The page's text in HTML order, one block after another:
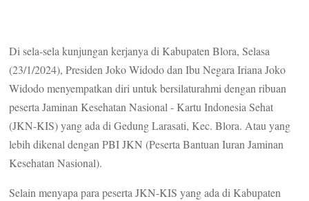
Di sela-sela kunjungan kerjanya di Kabupaten Blora, Selasa
(23/1/2024), Presiden Joko Widodo dan Ibu Negara Iriana Joko
Widodo menyempatkan diri untuk bersilaturahmi dengan ribuan
peserta Jaminan Kesehatan Nasional - Kartu Indonesia Sehat
(JKN-KIS) yang ada di Gedung Larasati, Kec. Blora. Atau yang
lebih dikenal dengan PBI JKN (Peserta Bantuan Iuran Jaminan
Kesehatan Nasional).
Selain menyapa para peserta JKN-KIS yang ada di Kabupaten